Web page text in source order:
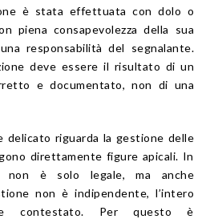
è stata effettuata con dolo o
piena consapevolezza della sua
responsabilità del segnalante.
deve essere il risultato di un
e documentato, non di una
delicato riguarda la gestione delle
direttamente figure apicali. In
è solo legale, ma anche
non è indipendente, l’intero
contestato. Per questo è